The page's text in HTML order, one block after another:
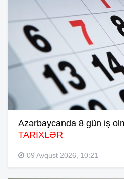
Azərbaycanda 8 gün iş
TARİXLƏR
09 Avqust 2026, 10:21